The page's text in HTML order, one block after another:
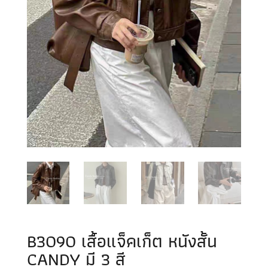
B3090 เสื้อแจ็คเก็ต หนังสั้น
CANDY มี 3 สี